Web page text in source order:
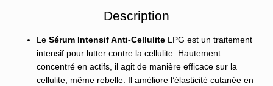
Description
Le Sérum Intensif Anti-Cellulite LPG est un traitement
intensif pour lutter contre la cellulite. Hautement
concentré en actifs, il agit de manière efficace sur la
cellulite, même rebelle. Il améliore l’élasticité cutanée en